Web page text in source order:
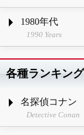
1980年代
1990 Years
各種ランキング
名探偵コナン
Detective Conan